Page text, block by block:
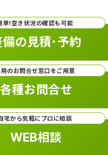
単!空き状況の確認も可能
備の見積･予約
のお問合せ窓口をご用意
各種お問合せ
宅から気軽にプロに相談
WEB相談